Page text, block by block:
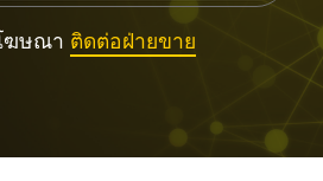
ฆษณา ติดต่อฝ่ายขาย